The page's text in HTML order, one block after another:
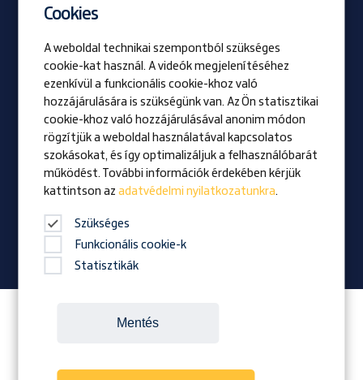
2023/02 lapszám
Nyitott pozíciók
Kitüntetés
Családi vállalkozás
Hírek
Vállalati magazin
Itt követheted a Prangl-t:
Cookies
A weboldal technikai szempontból szükséges
cookie-kat használ. A videók megjelenítéséhez
ezenkívül a funkcionális cookie-khoz való
hozzájárulására is szükségünk van. Az Ön statisztikai
cookie-khoz való hozzájárulásával anonim módon
rögzítjük a weboldal használatával kapcsolatos
szokásokat, és így optimalizáljuk a felhasználóbarát
működést. További információk érdekében kérjük
kattintson azadatvédelmi nyilatkozatunkra.
Szükséges
Funkcionális cookie-k
Statisztikák
Mentés